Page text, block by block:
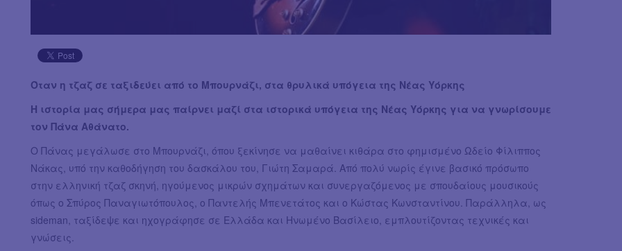
Όταν η τζαζ σε ταξιδεύει από το Μπουρνάζι, στα θρυλικά υπόγεια της Νέας Υόρκης
Η ιστορία μας σήμερα μας παίρνει μαζί στα ιστορικά υπόγεια της Νέας Υόρκης για να γνωρίσουμε
τον Πάνα Αθάνατο.
Ο Πάνας μεγάλωσε στο Μπουρνάζι, όπου ξεκίνησε να μαθαίνει κιθάρα στο φημισμένο Ωδείο Φίλιππος
Νάκας, υπό την καθοδήγηση του δασκάλου του, Γιώτη Σαμαρά. Από πολύ νωρίς έγινε βασικό πρόσωπο
στην ελληνική τζαζ σκηνή, ηγούμενος μικρών σχημάτων και συνεργαζόμενος με σπουδαίους μουσικούς
όπως ο Σπύρος Παναγιωτόπουλος, ο Παντελής Μπενετάτος και ο Κώστας Κωνσταντίνου. Παράλληλα, ως
sideman, ταξίδεψε και ηχογράφησε σε Ελλάδα και Ηνωμένο Βασίλειο, εμπλουτίζοντας τεχνικές και
γνώσεις.